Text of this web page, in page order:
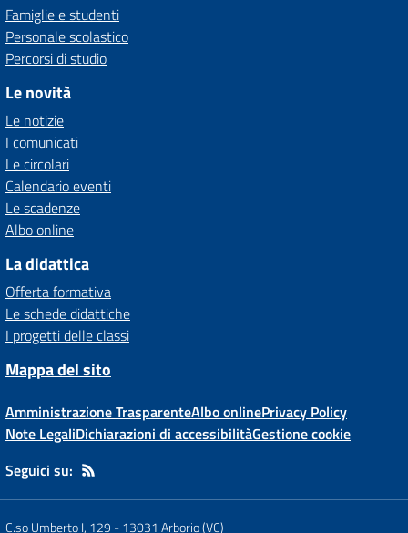
Famiglie e studenti
Personale scolastico
Percorsi di studio
Le novità
Le notizie
I comunicati
Le circolari
Calendario eventi
Le scadenze
Albo online
La didattica
Offerta formativa
Le schede didattiche
I progetti delle classi
Mappa del sito
Amministrazione TrasparenteAlbo onlinePrivacy Policy
Note LegaliDichiarazioni di accessibilitàGestione cookie
Seguici su:
C.so Umberto I, 129 -13031 Arborio (VC)